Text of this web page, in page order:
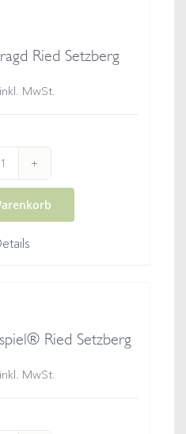
Ried Setzberg
inkl. MwSt.
Riesling
Smaragd
Ried
Ried Setzberg
inkl. MwSt.